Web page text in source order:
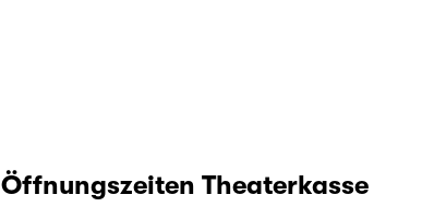
Öffnungszeiten Theaterkasse